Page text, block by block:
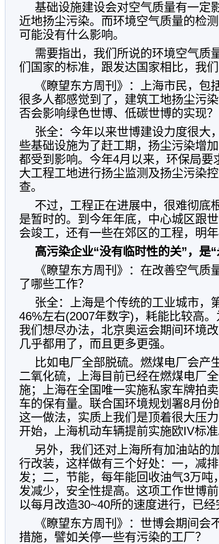
基础设施建设会对空气质量有一定
近地扬尘污染。而环境空气质量的检
可能没有什么影响。
需要指出，我们所说的环境空气质
们国家的标准，跟发达国家相比，我
《瞭望东方周刊》：上海市民，包
很多人都感觉到了，建筑工地扬尘污
否会影响绿色世博、低碳世博的实现？
张全：今年以来世博建设力度很大
些基础设施为了赶工期，扬尘污染增
都受到影响。今年4月以来，环保局要
大工程工地进行扬尘监测及扬尘污染
查。
不过，工程正在进展中，很难彻底
是暂时的。到今年年底，中心城区跟
会竣工，还有一些在郊区的工程，明
高污染企业“没有临时性的关”，是
《瞭望东方周刊》：在改善空气质
了哪些工作？
张全：上海是个传统的工业城市，
46%左右(2007年数字)，耗能比较高
我们想尽办法，北京奥运会期间环境
几乎都用了，而且更多更强。
比如电厂全部脱硫。燃煤电厂会产
二氧化硫，上海目前已经在燃煤电厂
施；上海在全国唯一实施私家车牌拍
车的保有量。联合国环境规划署8月份
这一做法，实质上我们是顶着很大压
开始，上海机动车辆提前实施欧IV标
另外，我们还对上海所有加油站的
行改装，这样做有三个好处：一，减
发；二，节能，每年能回收油气3万吨
发减少，安全性提高。这项工作世博
以每月改造30~40所的速度进行，已
《瞭望东方周刊》：世博会期间会
措施，譬如关停一些有污染的工厂？